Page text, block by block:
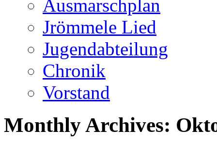
Ausmarschplan
Jrömmele Lied
Jugendabteilung
Chronik
Vorstand
Monthly Archives: